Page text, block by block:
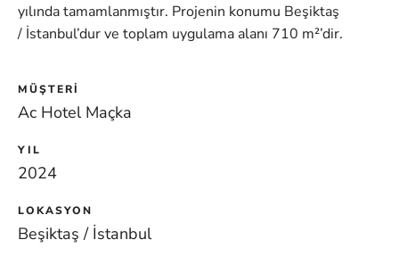
yılında tamamlanmıştır. Projenin konumu Beşiktaş
/ İstanbul’dur ve toplam uygulama alanı 710 m²’dir.
MÜŞTERI
Ac Hotel Maçka
YIL
2024
LOKASYON
Beşiktaş / İstanbul